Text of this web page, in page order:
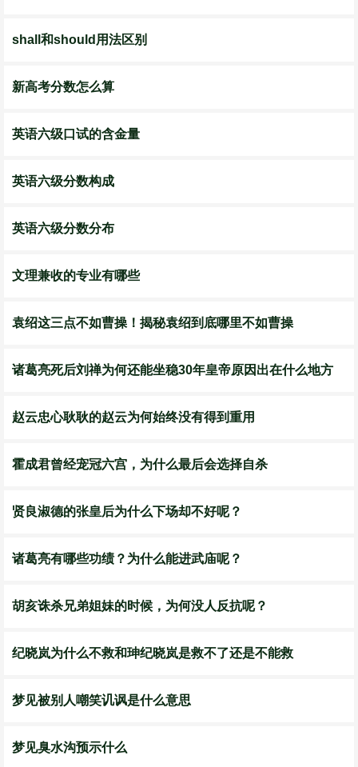
shall和should用法区别
新高考分数怎么算
英语六级口试的含金量
英语六级分数构成
英语六级分数分布
文理兼收的专业有哪些
袁绍这三点不如曹操！揭秘袁绍到底哪里不如曹操
诸葛亮死后刘禅为何还能坐稳30年皇帝原因出在什么地方
赵云忠心耿耿的赵云为何始终没有得到重用
霍成君曾经宠冠六宫，为什么最后会选择自杀
贤良淑德的张皇后为什么下场却不好呢？
诸葛亮有哪些功绩？为什么能进武庙呢？
胡亥诛杀兄弟姐妹的时候，为何没人反抗呢？
纪晓岚为什么不救和珅纪晓岚是救不了还是不能救
梦见被别人嘲笑讥讽是什么意思
梦见臭水沟预示什么